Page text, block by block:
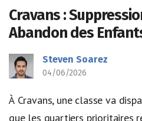
Cravans :
Abandon des
Steven Soarez
04/06/2026
À Cravans, une classe va
que les quartiers prioritaires